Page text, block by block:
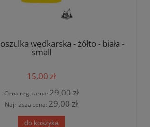
wędkarska - żółto - biała -
small
15,00 zł
Cena regularna:29,00 zł
Najniższa cena: 29,00 zł
do koszyka